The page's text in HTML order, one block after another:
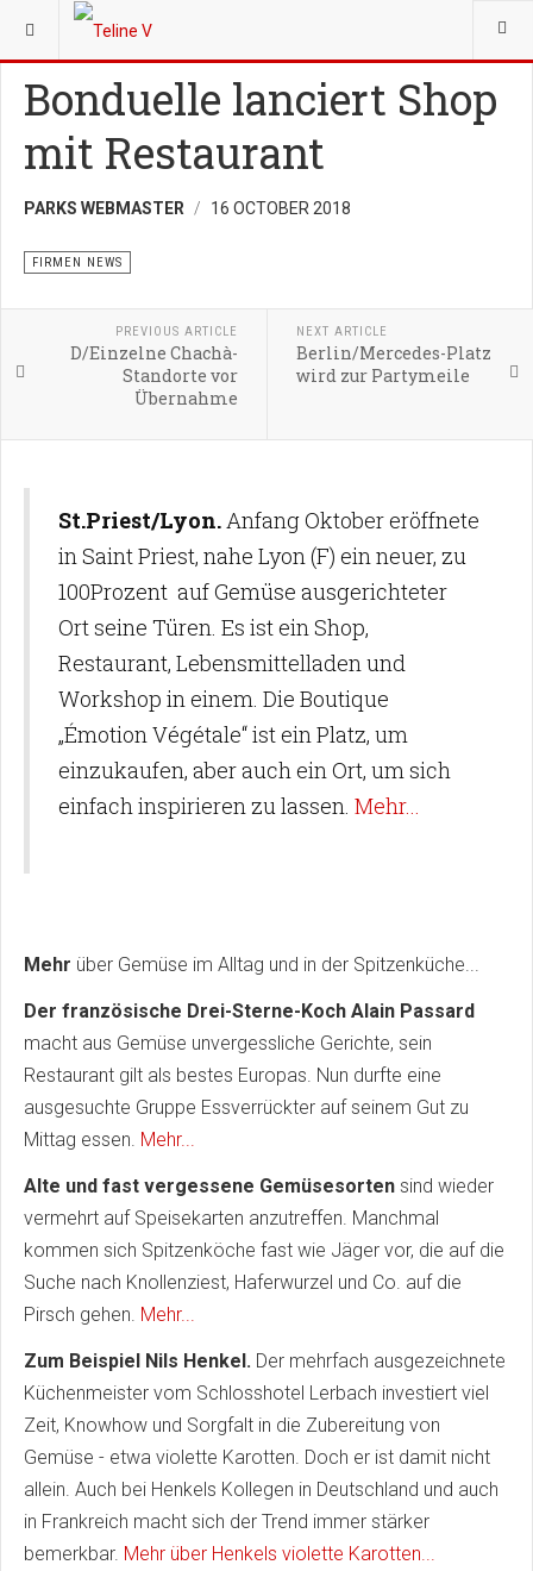
YOU ARE HERE:
Bonduelle lanciert Shop
mit Restaurant
PARKS WEBMASTER 16 OCTOBER 2018
FIRMEN NEWS
PREVIOUS ARTICLE
D/Einzelne Chachà-
Standorte vor
Übernahme
NEXT ARTICLE
Berlin/Mercedes-Platz
wird zur Partymeile
St.Priest/Lyon.Anfang Oktober eröffnete
in Saint Priest, nahe Lyon (F) ein neuer, zu
100Prozent auf Gemüse ausgerichteter
Ort seine Türen. Es ist ein Shop,
Restaurant, Lebensmittelladen und
Workshop in einem. Die Boutique
„Émotion Végétale“ ist ein Platz, um
einzukaufen, aber auch ein Ort, um sich
einfach inspirieren zu lassen. Mehr...
Mehr über Gemüse im Alltag und in der Spitzenküche...
Der französische Drei-Sterne-Koch Alain Passard
macht aus Gemüse unvergessliche Gerichte, sein
Restaurant gilt als bestes Europas. Nun durfte eine
ausgesuchte Gruppe Essverrückter auf seinem Gut zu
Mittag essen. Mehr...
Alte und fast vergessene Gemüsesorten sind wieder
vermehrt auf Speisekarten anzutreffen. Manchmal
kommen sich Spitzenköche fast wie Jäger vor, die auf die
Suche nach Knollenziest, Haferwurzel und Co. auf die
Pirsch gehen. Mehr...
Zum Beispiel Nils Henkel. Der mehrfach ausgezeichnete
Küchenmeister vom Schlosshotel Lerbach investiert viel
Zeit, Knowhow und Sorgfalt in die Zubereitung von
Gemüse - etwa violette Karotten. Doch er ist damit nicht
allein. Auch bei Henkels Kollegen in Deutschland und auch
in Frankreich macht sich der Trend immer stärker
bemerkbar. Mehr über Henkels violette Karotten...